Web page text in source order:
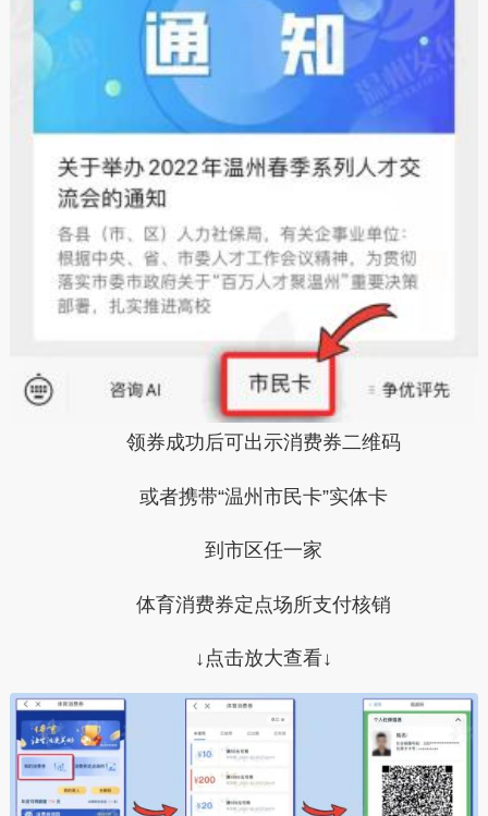
领券成功后可出示消费券二维码
或者携带“温州市民卡”实体卡
到市区任一家
体育消费券定点场所支付核销
↓点击放大查看↓